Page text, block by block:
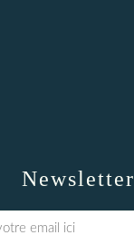
Newsletter